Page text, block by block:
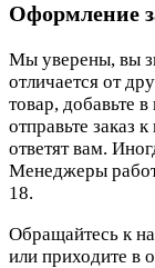
Оформление
Мы уверены, вы
отличается от
товар, добавьте
отправьте заказ
ответят вам.
Менеджеры
18.
Обращайтесь к
или приходите в